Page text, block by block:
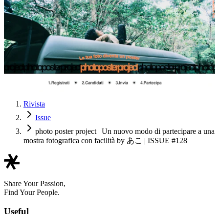
Rivista
Issue
photo poster project | Un nuovo modo di partecipare a una
mostra fotografica con facilità by あこ | ISSUE #128
Share Your Passion,
Find Your People.
Useful